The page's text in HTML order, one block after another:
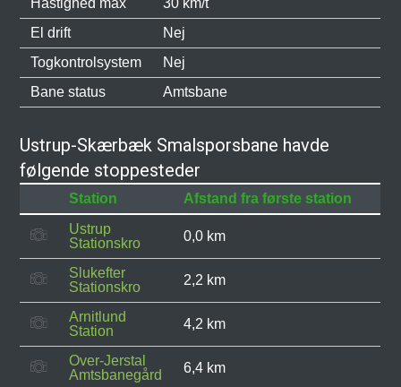
Hastighed max
30 km/t
El drift
Nej
Togkontrolsystem
Nej
Bane status
Amtsbane
Ustrup-Skærbæk Smalsporsbane havde
følgende stoppesteder
Station
Afstand fra første station
Ustrup
Stationskro
0,0 km
Slukefter
Stationskro
2,2 km
Arnitlund
Station
4,2 km
Over-Jerstal
Amtsbanegård
6,4 km